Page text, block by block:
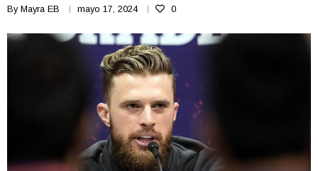
By Mayra EB mayo 17, 2024 0